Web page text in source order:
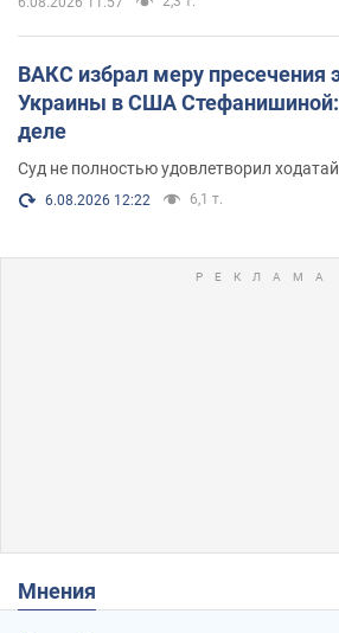
ВАКС избрал меру пресечения
Украины в США Стефанишиной:
деле
Суд не полностью удовлетворил
6.08.2026 12:22 6,1 т.
Мнения